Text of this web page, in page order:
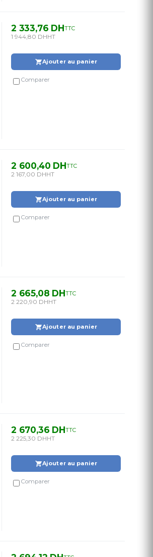
2 333,76 DHTTC
1 944,80 DHHT
Ajouter au panier
Comparer
2 600,40 DHTTC
2 167,00 DHHT
Ajouter au panier
Comparer
2 665,08 DHTTC
2 220,90 DHHT
Ajouter au panier
Comparer
2 670,36 DHTTC
2 225,30 DHHT
Ajouter au panier
Comparer